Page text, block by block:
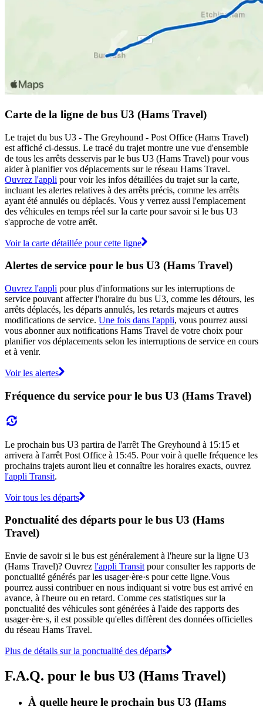
Carte de la ligne de bus U3 (Hams Travel)
Le trajet du bus U3 - The Greyhound - Post Office (Hams Travel)
est affiché ci-dessus. Le tracé du trajet montre une vue d'ensemble
de tous les arrêts desservis par le bus U3 (Hams Travel) pour vous
aider à planifier vos déplacements sur le réseau Hams Travel.
Ouvrez l'appli pour voir les infos détaillées du trajet sur la carte,
incluant les alertes relatives à des arrêts précis, comme les arrêts
ayant été annulés ou déplacés. Vous y verrez aussi l'emplacement
des véhicules en temps réel sur la carte pour savoir si le bus U3
s'approche de votre arrêt.
Voir la carte détaillée pour cette ligne
Alertes de service pour le bus U3 (Hams Travel)
Ouvrez l'appli pour plus d'informations sur les interruptions de
service pouvant affecter l'horaire du bus U3, comme les détours, les
arrêts déplacés, les départs annulés, les retards majeurs et autres
modifications de service. Une fois dans l'appli, vous pourrez aussi
vous abonner aux notifications Hams Travel de votre choix pour
planifier vos déplacements selon les interruptions de service en cours
et à venir.
Voir les alertes
Fréquence du service pour le bus U3 (Hams Travel)
Le prochain bus U3 partira de l'arrêt The Greyhound à 15:15 et
arrivera à l'arrêt Post Office à 15:45. Pour voir à quelle fréquence les
prochains trajets auront lieu et connaître les horaires exacts, ouvrez
l'appli Transit.
Voir tous les départs
Ponctualité des départs pour le bus U3 (Hams
Travel)
Envie de savoir si le bus est généralement à l'heure sur la ligne U3
(Hams Travel)? Ouvrez l'appli Transit pour consulter les rapports de
ponctualité générés par les usager·ère·s pour cette ligne.Vous
pourrez aussi contribuer en nous indiquant si votre bus est arrivé en
avance, à l'heure ou en retard. Comme ces statistiques sur la
ponctualité des véhicules sont générées à l'aide des rapports des
usager·ère·s, il est possible qu'elles diffèrent des données officielles
du réseau Hams Travel.
Plus de détails sur la ponctualité des départs
F.A.Q. pour le bus U3 (Hams Travel)
À quelle heure le prochain bus U3 (Hams